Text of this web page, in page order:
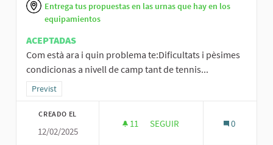
Entrega tus propuestas en las urnas que hay en los
equipamientos
ACEPTADAS
Com està ara i quin problema te:Dificultats i pèsimes
condicionas a nivell de camp tant de tennis...
Resultados al filtrar por la categoría: Previst
Previst
CREADO EL
12/02/2025
11 11 SEGUIDORAS
SEGUIR 0